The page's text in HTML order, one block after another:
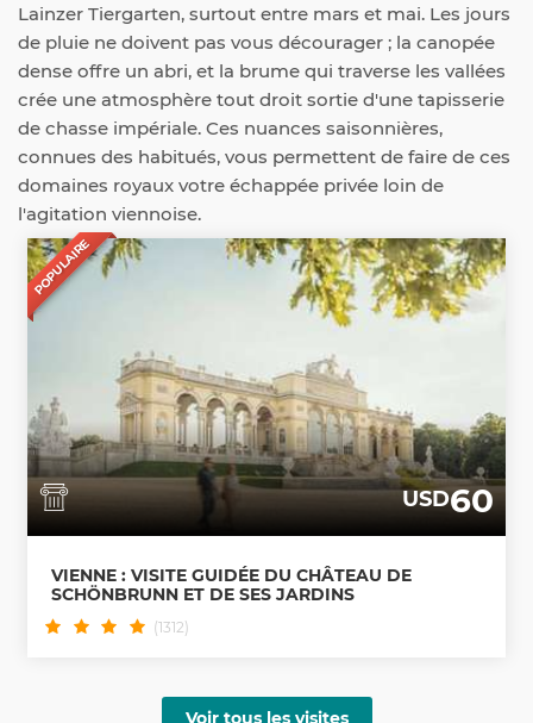
Lainzer Tiergarten, surtout entre mars et mai. Les jours
de pluie ne doivent pas vous décourager ; la canopée
dense offre un abri, et la brume qui traverse les vallées
crée une atmosphère tout droit sortie d'une tapisserie
de chasse impériale. Ces nuances saisonnières,
connues des habitués, vous permettent de faire de ces
domaines royaux votre échappée privée loin de
l'agitation viennoise.
POPULAIRE
USD60
VIENNE : VISITE GUIDÉE DU CHÂTEAU DE
SCHÖNBRUNN ET DE SES JARDINS
(1312)
Voir tous les visites